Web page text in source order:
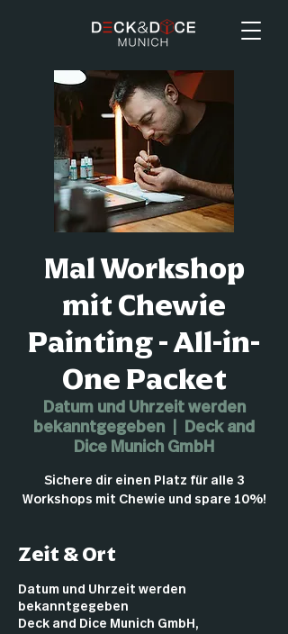
Mal Workshop
mit Chewie
Painting - All-in-
One Packet
Datum und Uhrzeit werden
bekanntgegeben
Deck and
Dice Munich GmbH
Sichere dir einen Platz für alle 3
Workshops mit Chewie und spare 10%!
Zeit & Ort
Datum und Uhrzeit werden
bekanntgegeben
Deck and Dice Munich GmbH,